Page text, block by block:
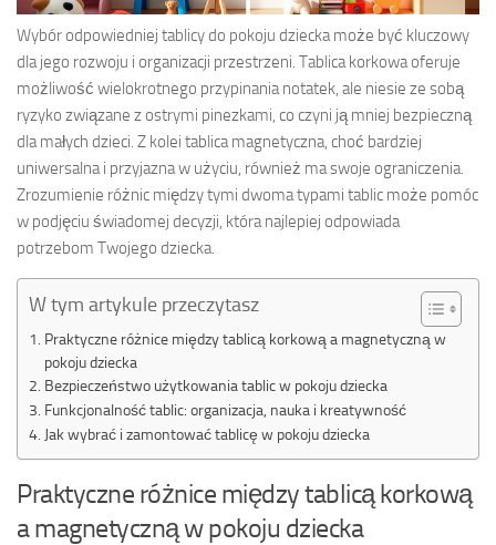
Wybór odpowiedniej tablicy do pokoju dziecka może być kluczowy
dla jego rozwoju i organizacji przestrzeni. Tablica korkowa oferuje
możliwość wielokrotnego przypinania notatek, ale niesie ze sobą
ryzyko związane z ostrymi pinezkami, co czyni ją mniej bezpieczną
dla małych dzieci. Z kolei tablica magnetyczna, choć bardziej
uniwersalna i przyjazna w użyciu, również ma swoje ograniczenia.
Zrozumienie różnic między tymi dwoma typami tablic może pomóc
w podjęciu świadomej decyzji, która najlepiej odpowiada
potrzebom Twojego dziecka.
W tym artykule przeczytasz
Praktyczne różnice między tablicą korkową a magnetyczną w
pokoju dziecka
Bezpieczeństwo użytkowania tablic w pokoju dziecka
Funkcjonalność tablic: organizacja, nauka i kreatywność
Jak wybrać i zamontować tablicę w pokoju dziecka
Praktyczne różnice między tablicą korkową
a magnetyczną w pokoju dziecka